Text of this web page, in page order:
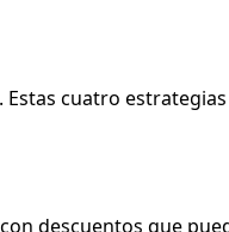
cuatro
descuentos que